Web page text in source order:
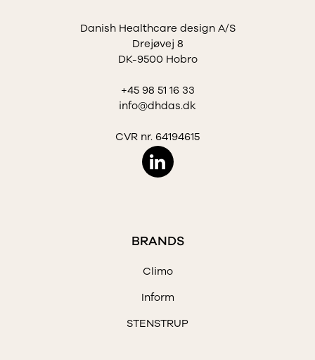
Danish Healthcare design A/S
Drejøvej 8
DK-9500 Hobro
+45 98 51 16 33
info@dhdas.dk
CVR nr. 64194615
BRANDS
Climo
Inform
STENSTRUP